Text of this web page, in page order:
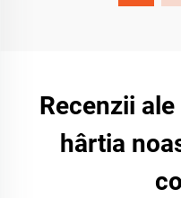
Recenzii
hârtia